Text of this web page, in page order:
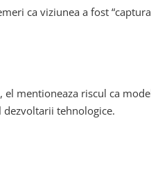
ca viziunea a fost
mentioneaza riscul ca
dezvoltarii tehnologice.